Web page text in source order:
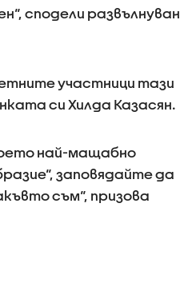
сподели развълнуван
участници тази
си Хилда Казасян.
най-мащабно
заповядайте да
съм“, призова